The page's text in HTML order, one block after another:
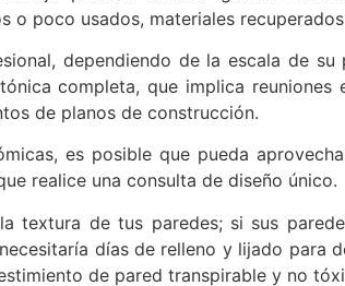
o poco usados, materiales
dependiendo de la escala de
completa, que implica
de planos de construcción.
es posible que pueda
realice una consulta de diseño único.
textura de tus paredes; si sus
días de relleno y lijado para
de pared transpirable y no